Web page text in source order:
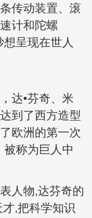
传动装置、滚
计和陀螺
呈现在世人
达•芬奇、米
到了西方造型
欧洲的第一次
被称为巨人中
人物,达芬奇的
,把科学知识